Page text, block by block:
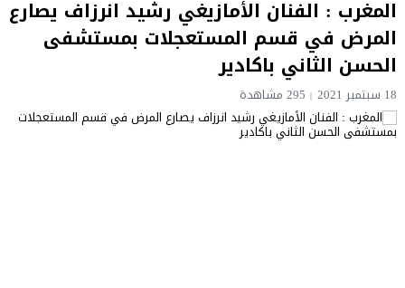
المغرب : الفنان الأمازيغي رشيد انرزاف يصارع
المرض في قسم المستعجلات بمستشفى
الحسن الثاني باكادير
18 سبتمبر 2021 295 مشاهدة